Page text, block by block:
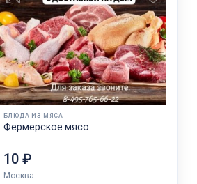
БЛЮДА ИЗ МЯСА
Фермерское мясо
10 ₽
Москва